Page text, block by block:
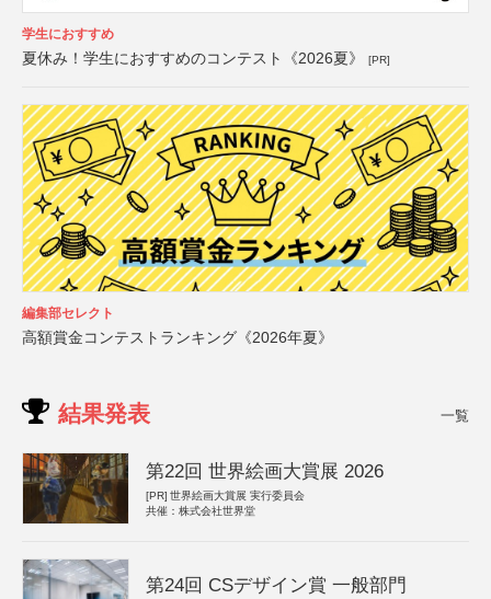
学生におすすめ
夏休み！学生におすすめのコンテスト《2026夏》 [PR]
編集部セレクト
高額賞金コンテストランキング《2026年夏》
結果発表 一覧
第22回 世界絵画大賞展 2026
[PR] 世界絵画大賞展 実行委員会
共催：株式会社世界堂
第24回 CSデザイン賞 一般部門